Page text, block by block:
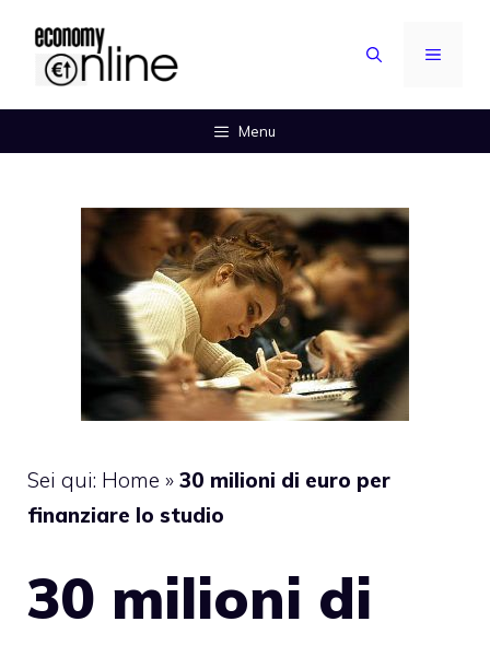
contenuto
MENU
Menu
Sei qui: Home » 30 milioni di euro per
finanziare lo studio
30 milioni di